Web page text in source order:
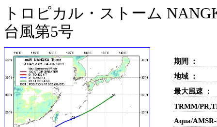
トロピカル・ストーム
台風第5号
期間 ：
地域 ：
最大風速 ：
TRMM/
Aqua/